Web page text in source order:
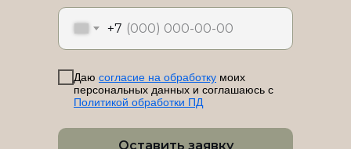
ЛоШАРик на карте Новороссийска — Яндекс Карты
+7
Даю согласие на обработку моих
персональных данных и соглашаюсь с
Политикой обработки ПД
Оставить заявку